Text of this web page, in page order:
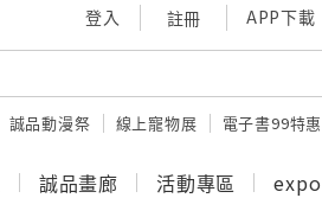
登入 註冊 APP下載
誠品動漫祭 線上寵物展 電子書99特惠
誠品畫廊 活動專區 expo